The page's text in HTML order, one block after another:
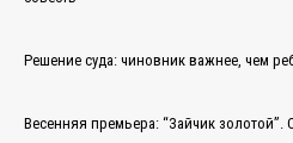
Решение суда: чиновник важнее, чем
Весенняя премьера: “Зайчик золотой”.